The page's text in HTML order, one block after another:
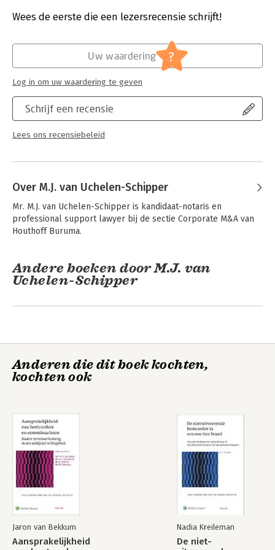
wetgeving en steward ownership
en juridische structuur
Verschijningsdatum:
29-5-2026
Ondernemingsrecht
Serie:
Serie vanwege het Van der Heijden
Wees de eerste die een lezersrecensie schrijft!
Schrijf een recensie
Lees ons recensiebeleid
Uw waardering ?
Log in om uw waardering te geven
Over M.J. van Uchelen-Schipper
Mr. M.J. van Uchelen-Schipper is kandidaat-notaris en
professional support lawyer bij de sectie Corporate M&A van
Houthoff Buruma.
Andere boeken door M.J. van
Uchelen-Schipper
De rol en positie
van de raad van
toezicht van de
stichting
De rol en positie
van de raad van
toezicht van de
stichting
Anderen die dit boek kochten,
kochten ook
Jaron van Bekkum
Aansprakelijkheid
Nadia Kreileman
De niet-